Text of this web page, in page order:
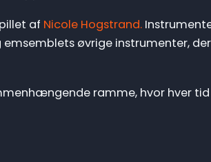
af Nicole Hogstrand.
øvrige instrumenter,
ramme, hvor hver tid